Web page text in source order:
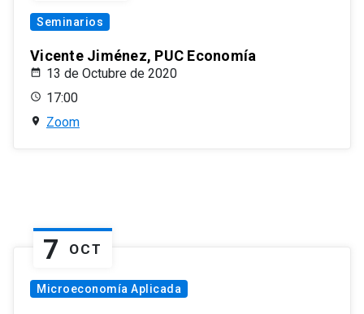
Seminarios
Vicente Jiménez, PUC Economía
13 de Octubre de 2020
17:00
Zoom
7 OCT
Microeconomía Aplicada